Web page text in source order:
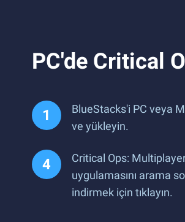
PC'de Critical
BlueStacks'i PC veya
ve yükleyin.
Critical Ops:
uygulamasını arama
indirmek için tıklayın.